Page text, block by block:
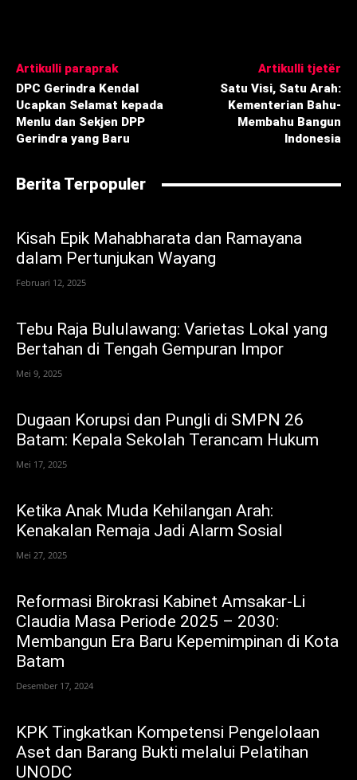
Artikulli paraprak
DPC Gerindra Kendal
Ucapkan Selamat kepada
Menlu dan Sekjen DPP
Gerindra yang Baru
Artikulli tjetër
Satu Visi, Satu Arah:
Kementerian Bahu-
Membahu Bangun
Indonesia
Berita Terpopuler
Kisah Epik Mahabharata dan Ramayana
dalam Pertunjukan Wayang
Februari 12, 2025
Tebu Raja Bululawang: Varietas Lokal yang
Bertahan di Tengah Gempuran Impor
Mei 9, 2025
Dugaan Korupsi dan Pungli di SMPN 26
Batam: Kepala Sekolah Terancam Hukum
Mei 17, 2025
Ketika Anak Muda Kehilangan Arah:
Kenakalan Remaja Jadi Alarm Sosial
Mei 27, 2025
Reformasi Birokrasi Kabinet Amsakar-Li
Claudia Masa Periode 2025 – 2030:
Membangun Era Baru Kepemimpinan di Kota
Batam
Desember 17, 2024
KPK Tingkatkan Kompetensi Pengelolaan
Aset dan Barang Bukti melalui Pelatihan
UNODC